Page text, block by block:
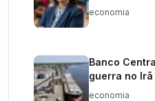
economista
economia
Banco
guerra no
economia